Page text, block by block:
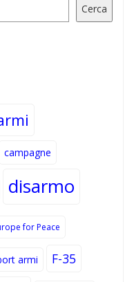
Cerca
campagne
disarmo
for Peace
armi F-35